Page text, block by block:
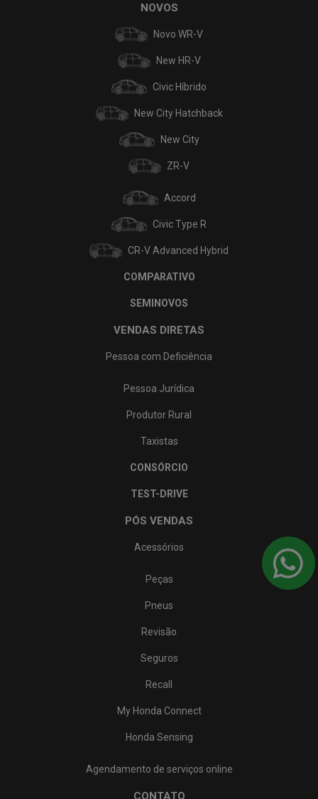
NOVOS
Novo WR-V
New HR-V
Civic Híbrido
New City Hatchback
New City
ZR-V
Accord
Civic Type R
CR-V Advanced Hybrid
COMPARATIVO
SEMINOVOS
VENDAS DIRETAS
Pessoa com Deficiência
Pessoa Jurídica
Produtor Rural
Taxistas
CONSÓRCIO
TEST-DRIVE
PÓS VENDAS
Acessórios
Peças
Pneus
Revisão
Seguros
Recall
My Honda Connect
Honda Sensing
Agendamento de serviços online
CONTATO